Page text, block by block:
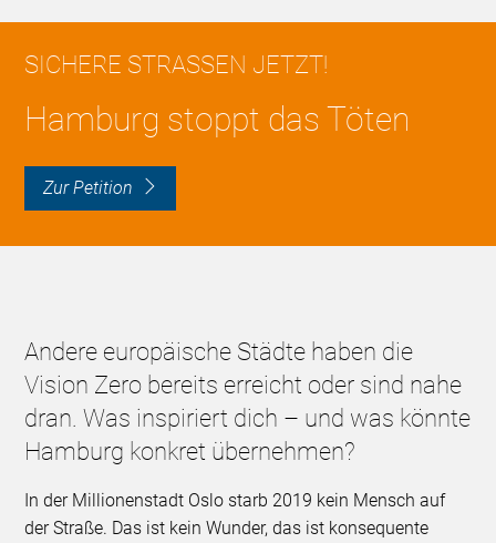
SICHERE STRASSEN JETZT!
Hamburg stoppt das Töten
zur Petition
Andere europäische Städte haben die
Vision Zero bereits erreicht oder sind nahe
dran. Was inspiriert dich – und was könnte
Hamburg konkret übernehmen?
In der Millionenstadt Oslo starb 2019 kein Mensch auf
der Straße. Das ist kein Wunder, das ist konsequente